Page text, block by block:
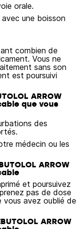
orale.
une boisson
combien de
Vous ne
sans son
est poursuivi
ARROW
que vous
des
médecin ou les
ARROW
et poursuivez
pas de dose
vous avez oublié de
ARROW